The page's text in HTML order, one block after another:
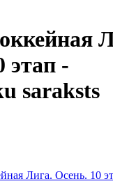
этап -
saraksts
Лига. Осень. 10